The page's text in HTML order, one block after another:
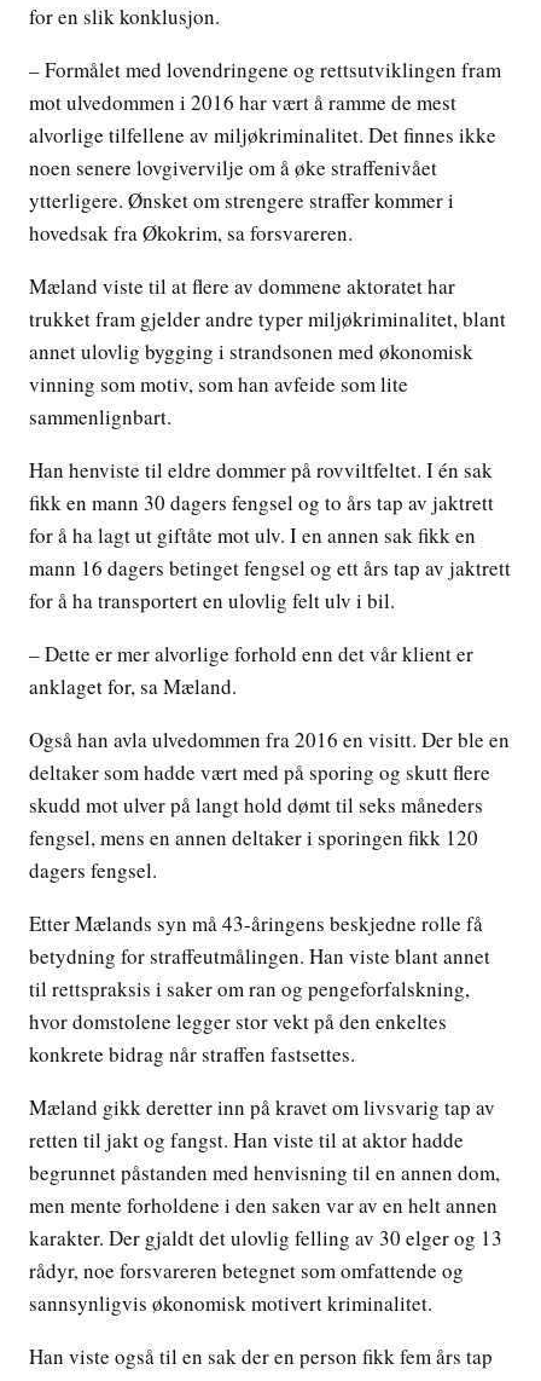
for en slik konklusjon.
– Formålet med lovendringene og rettsutviklingen fram
mot ulvedommen i 2016 har vært å ramme de mest
alvorlige tilfellene av miljøkriminalitet. Det finnes ikke
noen senere lovgivervilje om å øke straffenivået
ytterligere. Ønsket om strengere straffer kommer i
hovedsak fra Økokrim, sa forsvareren.
Mæland viste til at flere av dommene aktoratet har
trukket fram gjelder andre typer miljøkriminalitet, blant
annet ulovlig bygging i strandsonen med økonomisk
vinning som motiv, som han avfeide som lite
sammenlignbart.
Han henviste til eldre dommer på rovviltfeltet. I én sak
fikk en mann 30 dagers fengsel og to års tap av jaktrett
for å ha lagt ut giftåte mot ulv. I en annen sak fikk en
mann 16 dagers betinget fengsel og ett års tap av jaktrett
for å ha transportert en ulovlig felt ulv i bil.
– Dette er mer alvorlige forhold enn det vår klient er
anklaget for, sa Mæland.
Også han avla ulvedommen fra 2016 en visitt. Der ble en
deltaker som hadde vært med på sporing og skutt flere
skudd mot ulver på langt hold dømt til seks måneders
fengsel, mens en annen deltaker i sporingen fikk 120
dagers fengsel.
Etter Mælands syn må 43-åringens beskjedne rolle få
betydning for straffeutmålingen. Han viste blant annet
til rettspraksis i saker om ran og pengeforfalskning,
hvor domstolene legger stor vekt på den enkeltes
konkrete bidrag når straffen fastsettes.
Mæland gikk deretter inn på kravet om livsvarig tap av
retten til jakt og fangst. Han viste til at aktor hadde
begrunnet påstanden med henvisning til en annen dom,
men mente forholdene i den saken var av en helt annen
karakter. Der gjaldt det ulovlig felling av 30 elger og 13
rådyr, noe forsvareren betegnet som omfattende og
sannsynligvis økonomisk motivert kriminalitet.
Han viste også til en sak der en person fikk fem års tap